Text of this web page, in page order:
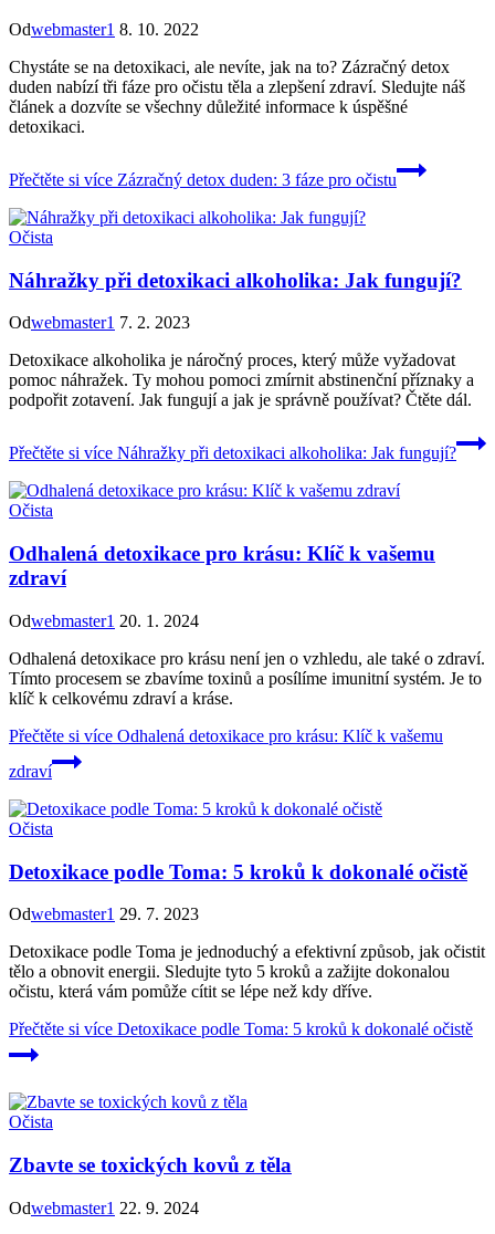
Odwebmaster1 8. 10. 2022
Chystáte se na detoxikaci, ale nevíte, jak na to? Zázračný detox
duden nabízí tři fáze pro očistu těla a zlepšení zdraví. Sledujte náš
článek a dozvíte se všechny důležité informace k úspěšné
detoxikaci.
Přečtěte si více Zázračný detox duden: 3 fáze pro očistu
Očista
Náhražky při detoxikaci alkoholika: Jak fungují?
Odwebmaster1 7. 2. 2023
Detoxikace alkoholika je náročný proces, který může vyžadovat
pomoc náhražek. Ty mohou pomoci zmírnit abstinenční příznaky a
podpořit zotavení. Jak fungují a jak je správně používat? Čtěte dál.
Přečtěte si více Náhražky při detoxikaci alkoholika: Jak fungují?
Očista
Odhalená detoxikace pro krásu: Klíč k vašemu
zdraví
Odwebmaster1 20. 1. 2024
Odhalená detoxikace pro krásu není jen o vzhledu, ale také o zdraví.
Tímto procesem se zbavíme toxinů a posílíme imunitní systém. Je to
klíč k celkovému zdraví a kráse.
Přečtěte si více Odhalená detoxikace pro krásu: Klíč k vašemu
zdraví
Očista
Detoxikace podle Toma: 5 kroků k dokonalé očistě
Odwebmaster1 29. 7. 2023
Detoxikace podle Toma je jednoduchý a efektivní způsob, jak očistit
tělo a obnovit energii. Sledujte tyto 5 kroků a zažijte dokonalou
očistu, která vám pomůže cítit se lépe než kdy dříve.
Přečtěte si více Detoxikace podle Toma: 5 kroků k dokonalé očistě
Očista
Zbavte se toxických kovů z těla
Odwebmaster1 22. 9. 2024